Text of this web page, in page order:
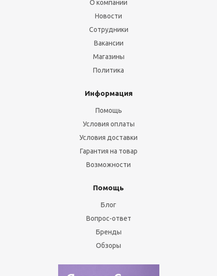
О компании
Новости
Сотрудники
Вакансии
Магазины
Политика
Информация
Помощь
Условия оплаты
Условия доставки
Гарантия на товар
Возможности
Помощь
Блог
Вопрос-ответ
Бренды
Обзоры